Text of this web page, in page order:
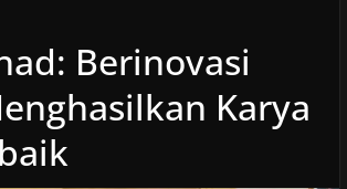
Berinovasi
Karya